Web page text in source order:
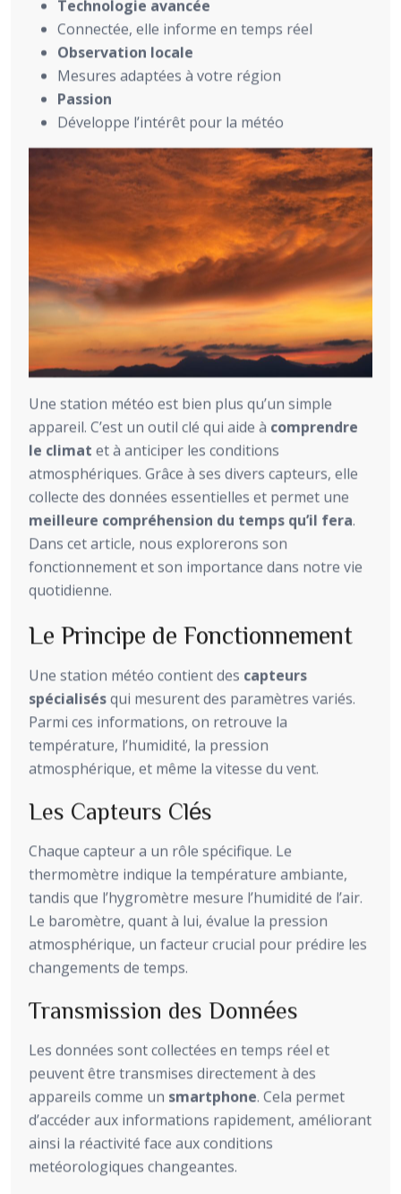
Technologie avancée
Connectée, elle informe en temps réel
Observation locale
Mesures adaptées à votre région
Passion
Développe l’intérêt pour la météo
Une station météo est bien plus qu’un simple
appareil. C’est un outil clé qui aide à comprendre
le climat et à anticiper les conditions
atmosphériques. Grâce à ses divers capteurs, elle
collecte des données essentielles et permet une
meilleure compréhension du temps qu’il fera.
Dans cet article, nous explorerons son
fonctionnement et son importance dans notre vie
quotidienne.
Le Principe de Fonctionnement
Une station météo contient des capteurs
spécialisésqui mesurent des paramètres variés.
Parmi ces informations, on retrouve la
température, l’humidité, la pression
atmosphérique, et même la vitesse du vent.
Les Capteurs Clés
Chaque capteur a un rôle spécifique. Le
thermomètre indique la température ambiante,
tandis que l’hygromètre mesure l’humidité de l’air.
Le baromètre, quant à lui, évalue la pression
atmosphérique, un facteur crucial pour prédire les
changements de temps.
Transmission des Données
Les données sont collectées en temps réel et
peuvent être transmises directement à des
appareils comme un smartphone. Cela permet
d’accéder aux informations rapidement, améliorant
ainsi la réactivité face aux conditions
metéorologiques changeantes.